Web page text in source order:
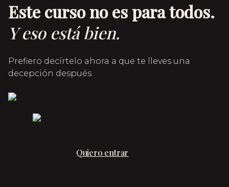
Este curso no es para todos.
Y eso está bien.
Prefiero decírtelo ahora a que te lleves una
decepción después.
Quiero entrar